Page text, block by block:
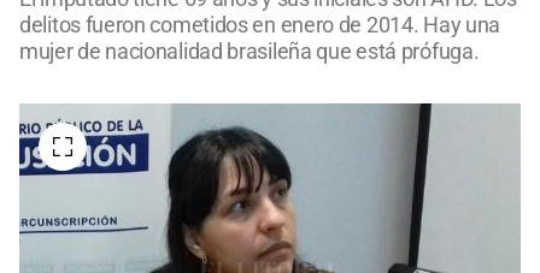
delitos fueron cometidos en enero de 2014. Hay una
mujer de nacionalidad brasileña que está prófuga.